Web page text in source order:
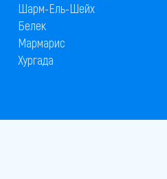
Шарм-Ель-Шейх
Белек
Мармарис
Хургада